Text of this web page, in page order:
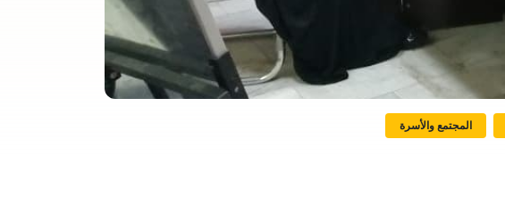
المجتمع والأسرة